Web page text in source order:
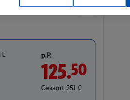
2
p.P.
125.50
Gesamt 251 €